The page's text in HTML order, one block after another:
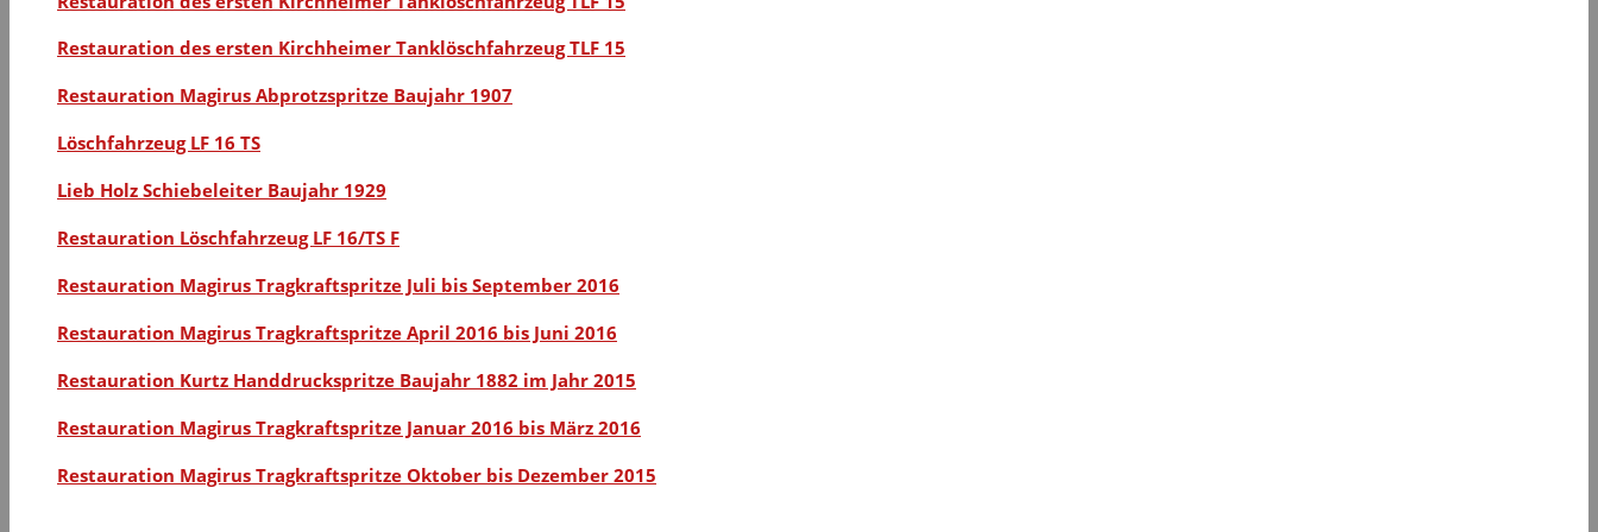
Restauration des ersten Kirchheimer Tanklöschfahrzeug TLF 15
Restauration Magirus Abprotzspritze Baujahr 1907
Löschfahrzeug LF 16 TS
Lieb Holz Schiebeleiter Baujahr 1929
Restauration Löschfahrzeug LF 16/TS F
Restauration Magirus Tragkraftspritze Juli bis September 2016
Restauration Magirus Tragkraftspritze April 2016 bis Juni 2016
Restauration Kurtz Handdruckspritze Baujahr 1882 im Jahr 2015
Restauration Magirus Tragkraftspritze Januar 2016 bis März 2016
Restauration Magirus Tragkraftspritze Oktober bis Dezember 2015